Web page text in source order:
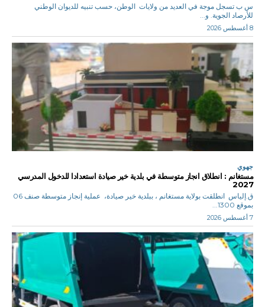
س ب تسجل موجة في العديد من ولايات الوطن، حسب تنبيه للديوان الوطني
للأرصاد الجوية. و...
8 أغسطس 2026
جهوي
مستغانم : انطلاق انجاز متوسطة في بلدية خير صيادة استعدادا للدخول المدرسي
2027
ق.إلياس انطلقت بولاية مستغانم ، ببلدية خير صيادة، عملية إنجاز متوسطة صنف 06
بموقع 1300...
7 أغسطس 2026